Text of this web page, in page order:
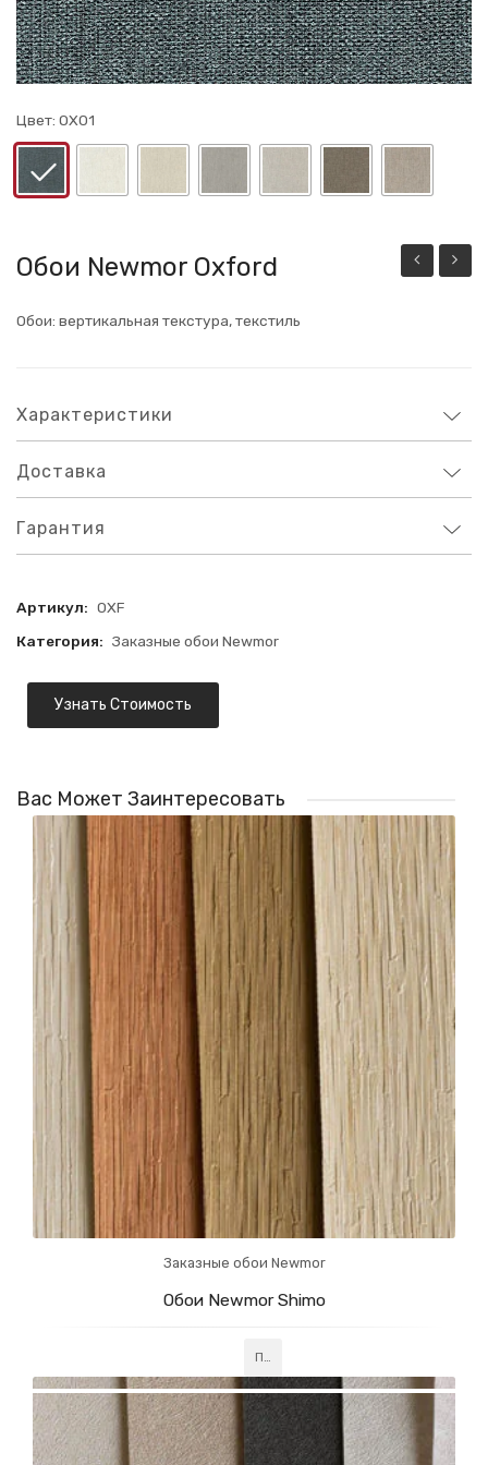
Цвет: OX01
Обои Newmor Oxford
Обои: вертикальная текстура, текстиль
Характеристики
Доставка
Гарантия
Артикул: OXF
Категория: Заказные обои Newmor
Узнать Стоимость
Вас Может Заинтересовать
Заказные обои Newmor
Обои Newmor Shimo